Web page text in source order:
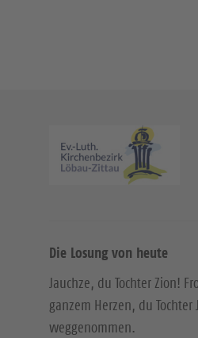
Die Losung von heute
Jauchze, du Tochter Zion!
ganzem Herzen, du Tochter
weggenommen.